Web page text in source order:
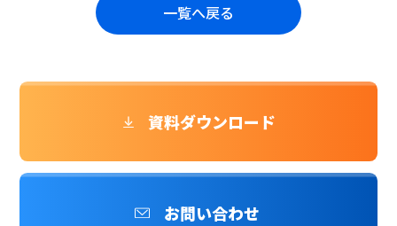
一覧へ戻る
資料ダウンロード
お問い合わせ